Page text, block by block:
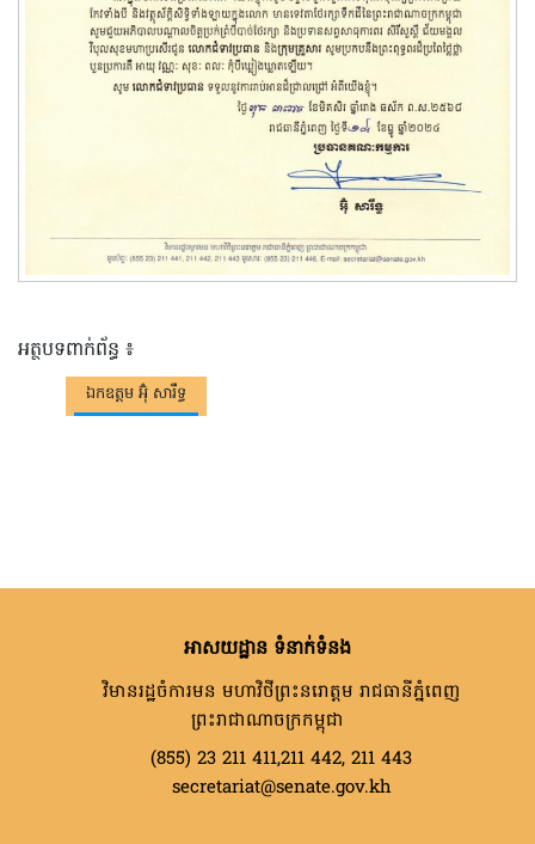
អត្ថបទពាក់ព័ន្ធ ៖
ឯកឧត្តម អ៊ុំ សារឹទ្ធ
អាសយដ្ឋាន ទំនាក់ទំនង
វិមានរដ្ឋចំការមន មហាវិថីព្រះនរោត្តម រាជធានីភ្នំពេញ
ព្រះរាជាណាចក្រកម្ពុជា
(855) 23 211 411,211 442, 211 443
secretariat@senate.gov.kh